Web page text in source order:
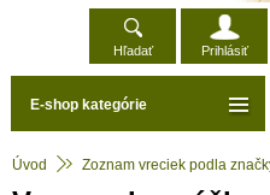
Hľadať Prihlásiť
Úvod Zoznam vreciek podla
E-shop kategórie